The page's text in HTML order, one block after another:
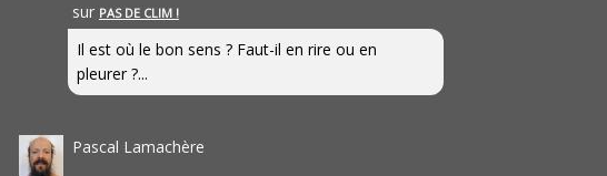
sur PAS DE CLIM !
Il est où le bon sens ? Faut-il en rire ou en
pleurer ?...
Pascal Lamachère